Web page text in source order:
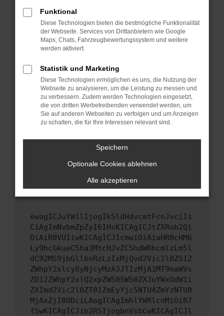
Starte dein Gerät neu.
Das kann manchmal helfen, vorübergehende
Probleme zu beheben.
Betriebssystem auf dem neuesten Stand
sind.
Veraltete Software birgt nicht nur ein
Sicherheitsrisiko, sondern kann auch dazu
führen, dass bestimmte Funktionen nicht mehr
unterstützt werden.
Wende dich an den Webseitenbetreiber.
Wenn du alle oben genannten Schritte versucht
hast, kontaktiere uns bitte. Wir werden
versuchen, das Problem zu beheben. Du kannst
uns diesen Text schicken, um uns bei der
ewogICJuYW1lIjogIk5ldHdvcmtFcnJvciIs
CiAgImNvbmZpZyI6IHsKICAgICJtZXRob2Qi
OiAiR0VUIiwKICAgICJ1cmwiOiAiaHR0cHM6
Ly9hcGkueC5ha3MtcHJvZC5hdWRhcmlzLm5l
dC92MS9jbGllbnRzLzIxMjQvd2Vic2l0ZS12
ZWhpY2xlcy8yNjcyMzA3JTIzMjA1MT9maWVs
ZD12ZWhpY2xlQ2xpZW50SW50ZXJuYWxOdW1i
ZXImd2Vic2l0ZT01ZmEyYjc5NTU4ZmYzNTU0
MjAxZjI0ODciLAogICAgImhlYWRlcnMiOiB7
fSwKICAgICJib2R5IjogbnVsbCwKICAgICJl
Funktional
Diese Technologien bieten die bestmögliche Funktionalität
der Webseite. Services von Drittanbietern wie Google
Maps, Chats, Fahrzeugbewertungssystem und weitere
werden aktiviert.
Statistik und Marketing
Diese Technologien ermöglichen es uns, die Nutzung der
Webseite zu analysieren, um die Leistung zu messen und
zu verbessern. Zudem werden Technologien eingesetzt,
die von dritten Werbetreibenden verwendet werden, um
Sie auf anderen Webseiten zu verfolgen und um Anzeigen
zu schalten, die für Ihre Interessen relevant sind.
Speichern
Optionale Cookies ablehnen
Alle akzeptieren